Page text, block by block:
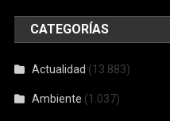
CATEGORÍAS
Actualidad (13.883)
Ambiente (1.037)